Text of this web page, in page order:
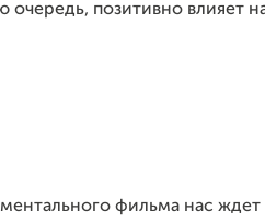
очередь, позитивно влияет
фильма нас ждет